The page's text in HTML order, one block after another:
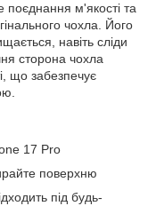
м'якості та
чохла. Його
навіть сліди
сторона чохла
що забезпечує
17 Pro
поверхню
під будь-